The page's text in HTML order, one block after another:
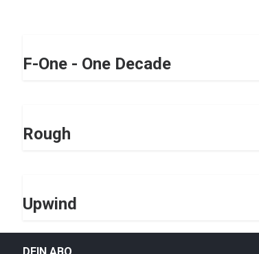
F-One - One Decade
Rough
Upwind